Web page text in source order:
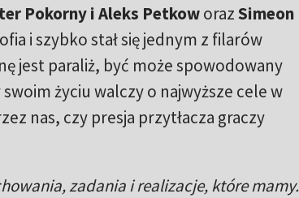
Pokorny i Aleks PetkoworazSimeon
i szybko stał się jednym z filarów
jest paraliż, być może spowodowany
życiu walczy o najwyższe cele w
nas, czy presja przytłacza graczy
zadania i realizacje, które mamy.